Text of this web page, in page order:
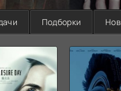
Подборки